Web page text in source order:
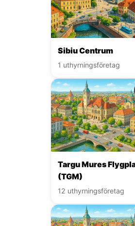
Sibiu Centrum
1 uthyrningsföretag
Targu Mures
(TGM)
12 uthyrningsföretag